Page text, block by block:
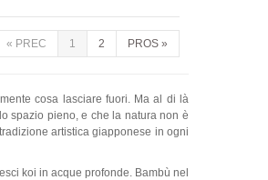
« PREC 1 2 PROS »
cosa lasciare fuori. Ma al di là
spazio pieno, e che la natura non è
artistica giapponese in ogni
koi in acque profonde. Bambù nel